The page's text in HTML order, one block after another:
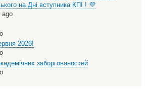
на Дні вступника КПІ ! 💜
ago
2026!
заборгованостей